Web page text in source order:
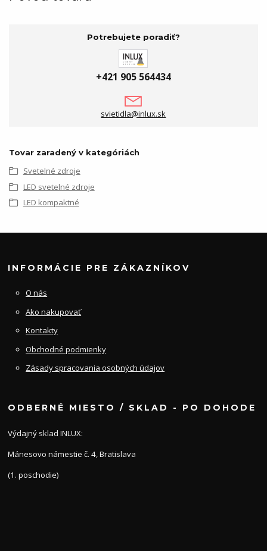
Potrebujete poradiť?
+421 905 564434
svietidla@inlux.sk
Tovar zaradený v kategóriách
Svetelné zdroje
LED svetelné zdroje
LED kompaktné
INFORMÁCIE PRE ZÁKAZNÍKOV
O nás
Ako nakupovať
Kontakty
Obchodné podmienky
Zásady spracovania osobných údajov
ODBERNÉ MIESTO / SKLAD - PO DOHODE
Výdajný sklad INLUX:
Mánesovo námestie č. 4, Bratislava
(1. poschodie)